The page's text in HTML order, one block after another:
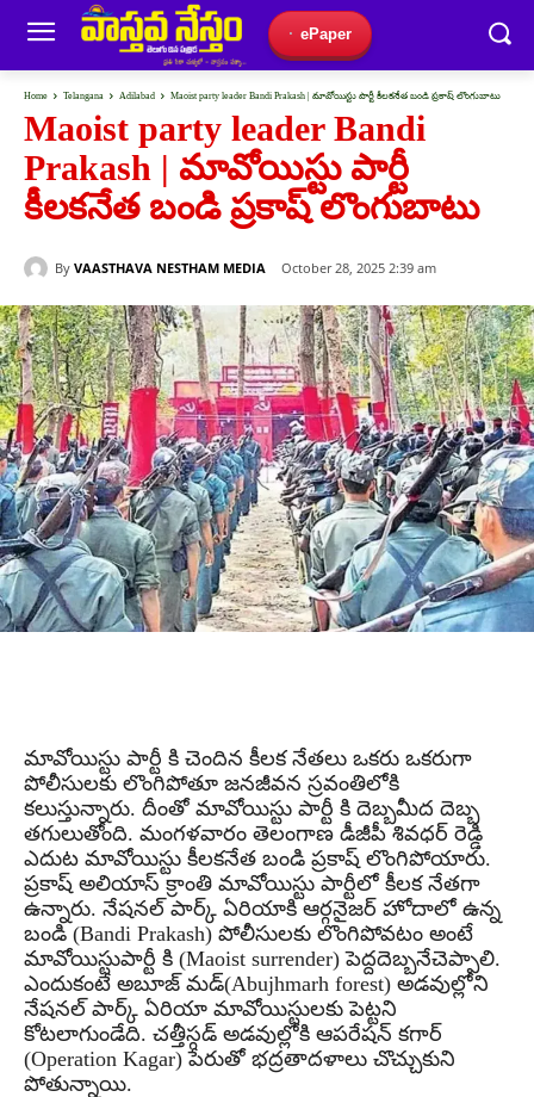
ePaper
Home Telangana Adilabad Maoist party leader Bandi Prakash | మావోయిస్టు పార్టీ కీలకనేత బండి ప్రకాష్ లొంగుబాటు
Maoist party leader Bandi
Prakash | మావోయిస్టు పార్టీ
కీలకనేత బండి ప్రకాష్ లొంగుబాటు
By VAASTHAVA NESTHAM MEDIA October 28, 2025 2:39 am
మావోయిస్టు పార్టీ కి చెందిన కీలక నేతలు ఒకరు ఒకరుగా
పోలీసులకు లొంగిపోతూ జనజీవన స్రవంతిలోకి
కలుస్తున్నారు. దీంతో మావోయిస్టు పార్టీ కి దెబ్బమీద దెబ్బ
తగులుతోంది. మంగళవారం తెలంగాణ డీజీపీ శివధర్ రెడ్డి
ఎదుట మావోయిస్టు కీలకనేత బండి ప్రకాష్ లొంగిపోయారు.
ప్రకాష్ అలియాస్ క్రాంతి మావోయిస్టు పార్టీలో కీలక నేతగా
ఉన్నారు. నేషనల్ పార్క్ ఏరియాకి ఆర్గనైజర్ హోదాలో ఉన్న
బండి (Bandi Prakash) పోలీసులకు లొంగిపోవటం అంటే
మావోయిస్టుపార్టీ కి (Maoist surrender) పెద్దదెబ్బనేచెప్పాలి.
ఎందుకంటే అబూజ్ మడ్(Abujhmarh forest) అడవుల్లోని
నేషనల్ పార్క్ ఏరియా మావోయిస్టులకు పెట్టని
కోటలాగుండేది. చత్తీస్గడ్ అడవుల్లోకి ఆపరేషన్ కగార్
(Operation Kagar) పేరుతో భద్రతాదళాలు చొచ్చుకుని
పోతున్నాయి.